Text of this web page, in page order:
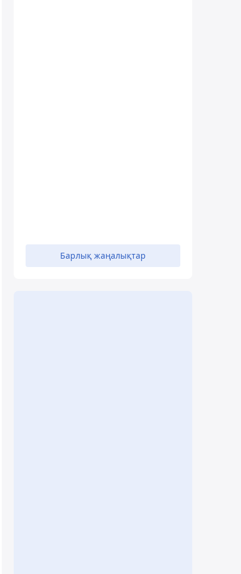
Барлық жаңалықтар